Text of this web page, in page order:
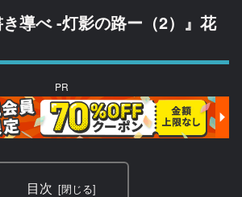
き導べ -灯影の路ー（2）』花
PR
目次